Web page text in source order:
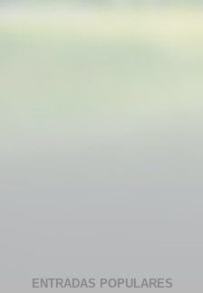
ENTRADAS POPULARES